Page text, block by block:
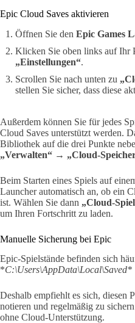
Epic Cloud Saves aktivieren
Öffnen Sie den Epic Games
Klicken Sie oben links auf
„Einstellungen“.
Scrollen Sie nach unten zu
stellen Sie sicher, dass diese
Außerdem können Sie für jedes
Cloud Saves unterstützt werden.
Bibliothek auf die drei Punkte
„Verwalten“ → „Cloud-
Beim Starten eines Spiels auf
Launcher automatisch an, ob ein
ist. Wählen Sie dann „Cloud-
um Ihren Fortschritt zu laden.
Manuelle Sicherung bei Epic
Epic-Spielstände befinden sich
*C:\Users\AppData\Local\Saved*
Deshalb empfiehlt es sich, diesen
notieren und regelmäßig zu
ohne Cloud-Unterstützung.